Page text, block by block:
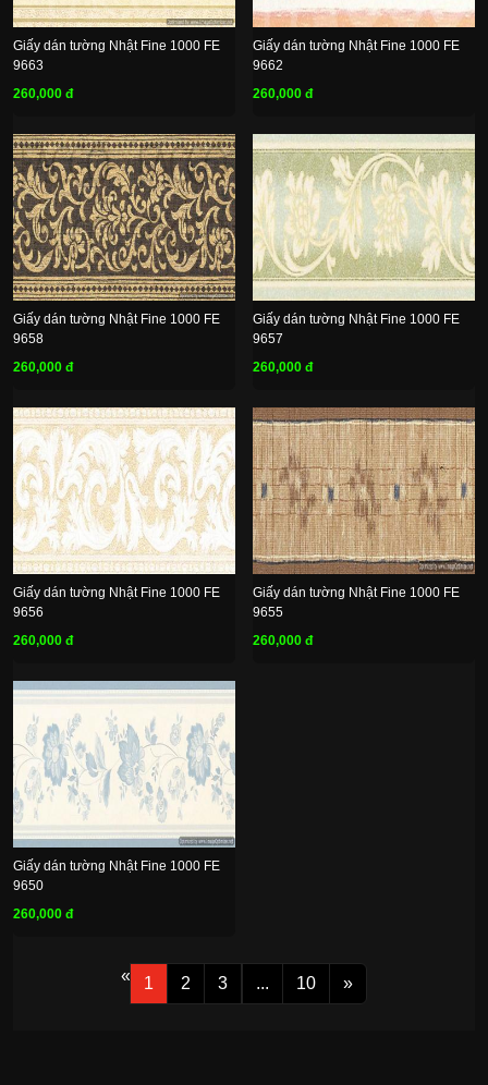
Giấy dán tường Nhật Fine 1000 FE
9663
260,000 đ
Giấy dán tường Nhật Fine 1000 FE
9662
260,000 đ
Giấy dán tường Nhật Fine 1000 FE
9658
260,000 đ
Giấy dán tường Nhật Fine 1000 FE
9657
260,000 đ
Giấy dán tường Nhật Fine 1000 FE
9656
260,000 đ
Giấy dán tường Nhật Fine 1000 FE
9655
260,000 đ
Giấy dán tường Nhật Fine 1000 FE
9650
260,000 đ
« 1 2 3 ... 10 »